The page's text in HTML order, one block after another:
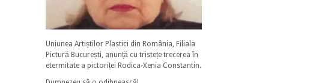
Uniunea Artiștilor Plastici din România, Filiala
Pictură București, anunță cu tristețe trecerea în
etermitate a pictoriței Rodica-Xenia Constantin.